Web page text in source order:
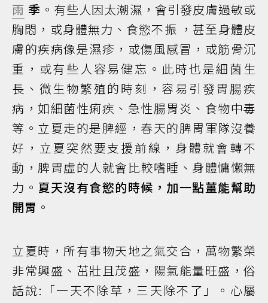
雨 季 。有些人因太潮濕，會引發皮膚過敏或
胸悶，或身體無力、食慾不振 ，甚至身體皮
膚的疾病像是濕疹，或傷風感冒，或筋骨沉
重，或有些人容易健忘。此時也是細菌生
長、微生物繁殖的時刻，容易引發胃腸疾
病，如細菌性痢疾、急性腸胃炎、食物中毒
等。立夏走的是脾經，春天的脾胃軍隊沒養
好，立夏突然要支援前線，身體就會轉不
動，脾胃虛的人就會比較嗜睡、身體慵懶無
力。 夏天沒有食慾的時候，加一點薑能幫助
開胃 。
立夏時，所有事物天地之氣交合，萬物繁榮
非常興盛、茁壯且茂盛，陽氣能量旺盛，俗
話說:「一天不除草，三天除不了」。心屬